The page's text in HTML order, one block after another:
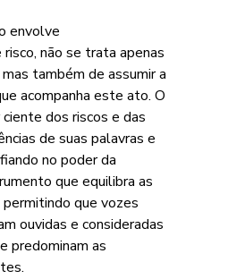
envolve
não se trata apenas
também de assumir a
acompanha este ato. O
dos riscos e das
de suas palavras e
no poder da
que equilibra as
que vozes
ouvidas e consideradas
predominam as